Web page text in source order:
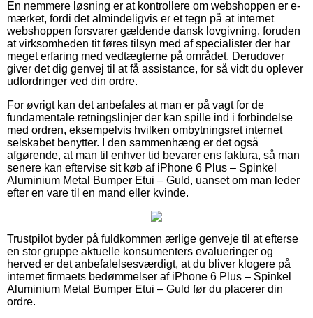
En nemmere løsning er at kontrollere om webshoppen er e-
mærket, fordi det almindeligvis er et tegn på at internet
webshoppen forsvarer gældende dansk lovgivning, foruden
at virksomheden tit føres tilsyn med af specialister der har
meget erfaring med vedtægterne på området. Derudover
giver det dig genvej til at få assistance, for så vidt du oplever
udfordringer ved din ordre.
For øvrigt kan det anbefales at man er på vagt for de
fundamentale retningslinjer der kan spille ind i forbindelse
med ordren, eksempelvis hvilken ombytningsret internet
selskabet benytter. I den sammenhæng er det også
afgørende, at man til enhver tid bevarer ens faktura, så man
senere kan eftervise sit køb af iPhone 6 Plus – Spinkel
Aluminium Metal Bumper Etui – Guld, uanset om man leder
efter en vare til en mand eller kvinde.
Trustpilot byder på fuldkommen ærlige genveje til at efterse
en stor gruppe aktuelle konsumenters evalueringer og
herved er det anbefalelsesværdigt, at du bliver klogere på
internet firmaets bedømmelser af iPhone 6 Plus – Spinkel
Aluminium Metal Bumper Etui – Guld før du placerer din
ordre.